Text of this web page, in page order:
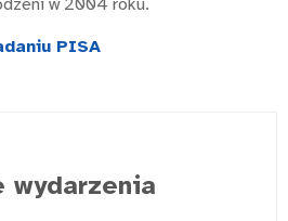
w 2004 roku.
PISA
wydarzenia